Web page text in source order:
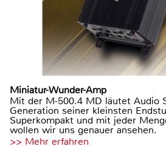
Miniatur-Wunder-Amp
Mit der M-500.4 MD läutet Audio
Generation seiner kleinsten
Superkompakt und mit jeder
wollen wir uns genauer ansehen.
>> Mehr erfahren